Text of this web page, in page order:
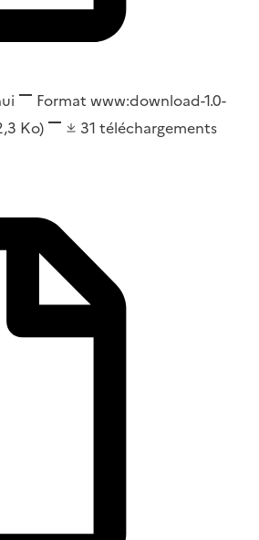
Format www:download-1.0-
Ko) 31 téléchargements